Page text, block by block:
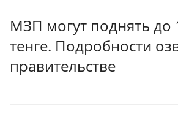
МЗП могут поднять до
тенге. Подробности
правительстве